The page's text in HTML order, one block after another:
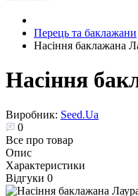
Перець та баклажани
Насіння баклажана
Насіння
Виробник: Seed.Ua
0
Все про товар
Опис
Характеристики
Відгуки 0